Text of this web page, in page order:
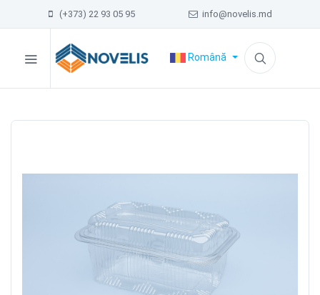
(+373) 22 93 05 95 info@novelis.md
Română